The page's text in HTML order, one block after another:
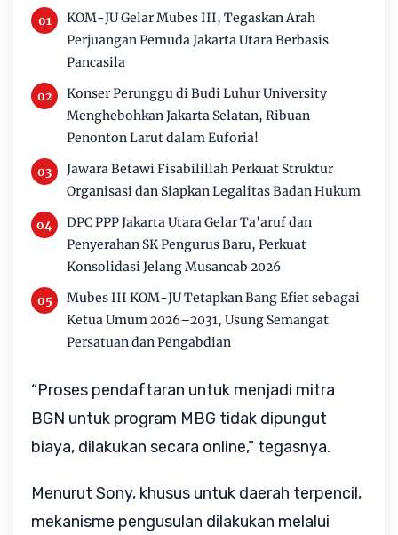
KOM-JU Gelar Mubes III, Tegaskan Arah
Perjuangan Pemuda Jakarta Utara Berbasis
Pancasila
Konser Perunggu di Budi Luhur University
Menghebohkan Jakarta Selatan, Ribuan
Penonton Larut dalam Euforia!
Jawara Betawi Fisabilillah Perkuat Struktur
Organisasi dan Siapkan Legalitas Badan Hukum
DPC PPP Jakarta Utara Gelar Ta'aruf dan
Penyerahan SK Pengurus Baru, Perkuat
Konsolidasi Jelang Musancab 2026
Mubes III KOM-JU Tetapkan Bang Efiet sebagai
Ketua Umum 2026–2031, Usung Semangat
Persatuan dan Pengabdian
“Proses pendaftaran untuk menjadi mitra
BGN untuk program MBG tidak dipungut
biaya, dilakukan secara online,” tegasnya.
Menurut Sony, khusus untuk daerah terpencil,
mekanisme pengusulan dilakukan melalui